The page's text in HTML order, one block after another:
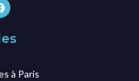
à Paris